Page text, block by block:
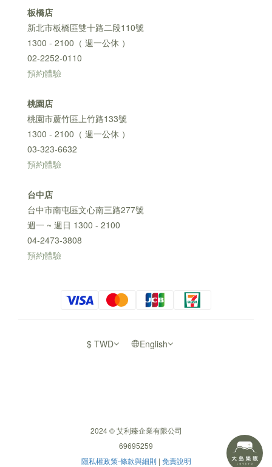
板橋店
新北市板橋區雙十路二段110號
1300 - 2100（ 週一公休 ）
02-2252-0110
預約體驗
桃園店
桃園市蘆竹區上竹路133號
1300 - 2100（ 週一公休 ）
03-323-6632
預約體驗
台中店
台中市南屯區文心南三路277號
週一 ~ 週日 1300 - 2100
04-2473-3808
預約體驗
$ TWD English
2024 © 艾利臻企業有限公司
69695259
隱私權政策-條款與細則 | 免責說明